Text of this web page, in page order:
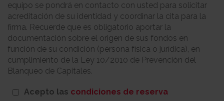
equipo se pondrá en contacto con usted para solicitar
acreditación de su identidad y coordinar la cita para la
firma. Recuerde que es obligatorio aportar la
documentación sobre el origen de sus fondos en
función de su condición (persona física o jurídica), en
cumplimiento de la Ley 10/2010 de Prevención del
Blanqueo de Capitales.
Acepto las condiciones de reserva